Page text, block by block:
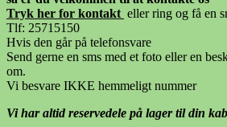
Tryk her for kontakt eller ring og få en
Tlf: 25715150
Hvis den går på telefonsvare
Send gerne en sms med et foto eller en
om.
Vi besvare IKKE hemmeligt nummer
Vi har altid reservedele på lager til din